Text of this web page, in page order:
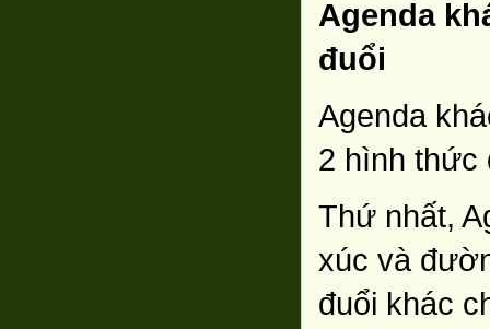
Agenda
đuổi
Agenda
2 hình thức
Thứ nhất,
xúc và
đuổi khác